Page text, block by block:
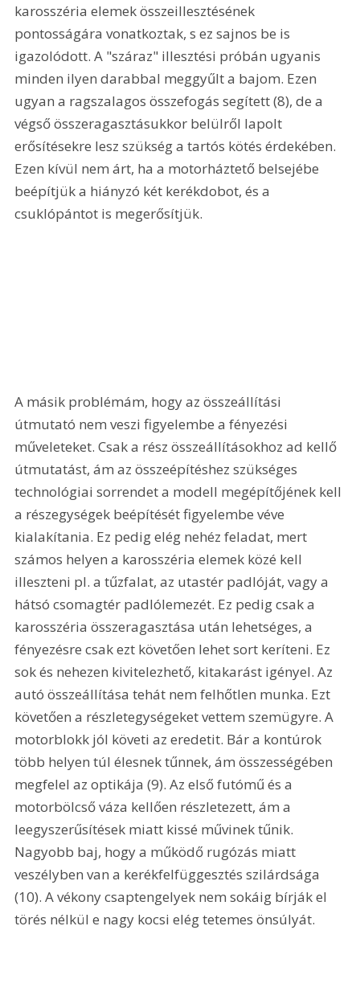
karosszéria elemek összeillesztésének
pontosságára vonatkoztak, s ez sajnos be is
igazolódott. A "száraz" illesztési próbán ugyanis
minden ilyen darabbal meggyűlt a bajom. Ezen
ugyan a ragszalagos összefogás segített (8), de a
végső összeragasztásukkor belülről lapolt
erősítésekre lesz szükség a tartós kötés érdekében.
Ezen kívül nem árt, ha a motorháztető belsejébe
beépítjük a hiányzó két kerékdobot, és a
csuklópántot is megerősítjük.
A másik problémám, hogy az összeállítási
útmutató nem veszi figyelembe a fényezési
műveleteket. Csak a rész összeállításokhoz ad kellő
útmutatást, ám az összeépítéshez szükséges
technológiai sorrendet a modell megépítőjének kell
a részegységek beépítését figyelembe véve
kialakítania. Ez pedig elég nehéz feladat, mert
számos helyen a karosszéria elemek közé kell
illeszteni pl. a tűzfalat, az utastér padlóját, vagy a
hátsó csomagtér padlólemezét. Ez pedig csak a
karosszéria összeragasztása után lehetséges, a
fényezésre csak ezt követően lehet sort keríteni. Ez
sok és nehezen kivitelezhető, kitakarást igényel. Az
autó összeállítása tehát nem felhőtlen munka. Ezt
követően a részletegységeket vettem szemügyre. A
motorblokk jól követi az eredetit. Bár a kontúrok
több helyen túl élesnek tűnnek, ám összességében
megfelel az optikája (9). Az első futómű és a
motorbölcső váza kellően részletezett, ám a
leegyszerűsítések miatt kissé művinek tűnik.
Nagyobb baj, hogy a működő rugózás miatt
veszélyben van a kerékfelfüggesztés szilárdsága
(10). A vékony csaptengelyek nem sokáig bírják el
törés nélkül e nagy kocsi elég tetemes önsúlyát.